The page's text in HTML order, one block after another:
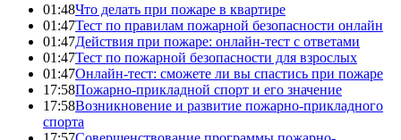
01:48Что делать при пожаре в квартире
01:47Тест по правилам пожарной безопасности онлайн
01:47Действия при пожаре: онлайн-тест с ответами
01:47Тест по пожарной безопасности для взрослых
01:47Онлайн-тест: сможете ли вы спастись при пожаре
17:58Пожарно-прикладной спорт и его значение
17:58Возникновение и развитие пожарно-прикладного
спорта